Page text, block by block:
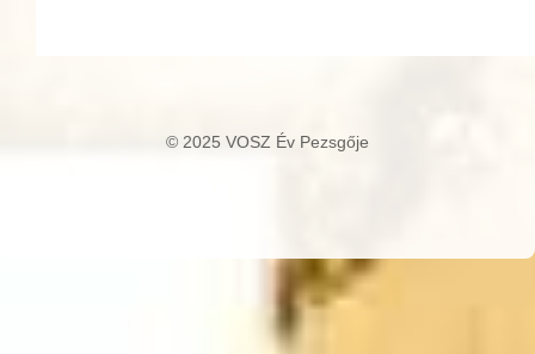
© 2025 VOSZ Év Pezsgője